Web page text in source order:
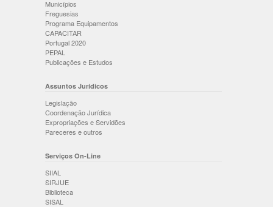
Municípios
Freguesias
Programa Equipamentos
CAPACITAR
Portugal 2020
PEPAL
Publicações e Estudos
Assuntos Jurídicos
Legislação
Coordenação Jurídica
Expropriações e Servidões
Pareceres e outros
Serviços On-Line
SIIAL
SIRJUE
Biblioteca
SISAL